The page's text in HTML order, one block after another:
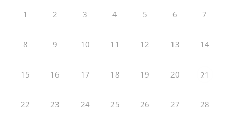
1 2 3 4 5 6 7
8 9 10 11 12 13 14
15 16 17 18 19 20 21
22 23 24 25 26 27 28